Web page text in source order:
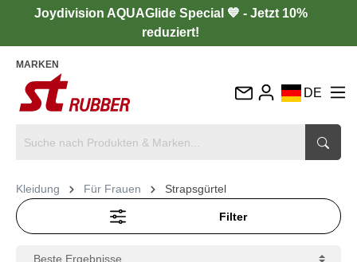
Joydivision AQUAGlide Special 💙 - Jetzt 10%
reduziert!
MARKEN
DE
IT
Kleidung Für Frauen Strapsgürtel
Filter